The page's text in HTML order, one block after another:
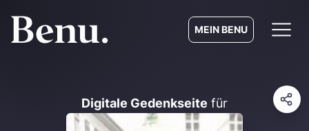
MEIN BENU
Digitale Gedenkseite für